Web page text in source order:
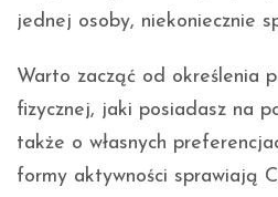
jednej osoby, niekoniecznie
Warto zacząć od określenia
fizycznej, jaki posiadasz na
także o własnych
formy aktywności sprawiają